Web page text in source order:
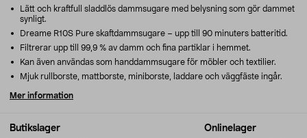
Butikslager Onlinelager
Lätt och kraftfull sladdlös dammsugare med belysning som gör dammet
synligt.
Dreame R10S Pure skaftdammsugare – upp till 90 minuters batteritid.
Filtrerar upp till 99,9 % av damm och fina partiklar i hemmet.
Kan även användas som handdammsugare för möbler och textilier.
Mjuk rullborste, mattborste, miniborste, laddare och väggfäste ingår.
Mer information